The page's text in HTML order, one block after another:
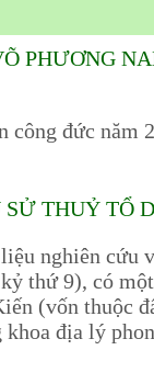
PHƯƠNG
công đức năm
SỬ THUỶ TỔ
nghiên cứu
thứ 9), có
(vốn thuộc
địa lý